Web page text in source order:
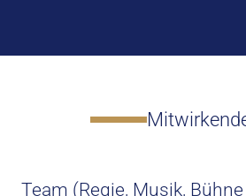
Team (Regie, Musik,